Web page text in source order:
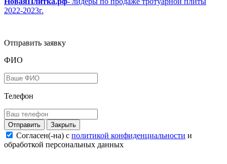
2022-2023г.
Отправить заявку
ФИО
Телефон
Закрыть
Согласен(-на) c политикой конфиденциальности и
обработкой персональных данных